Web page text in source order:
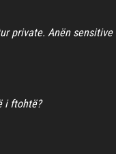
private. Anën
i ftohtë?